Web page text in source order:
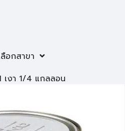
ลือกสาขา
เงา 1/4 แกลลอน